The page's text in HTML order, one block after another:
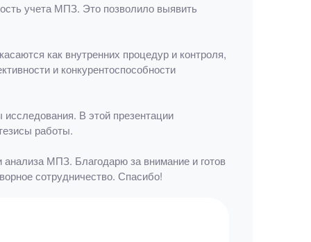
учета МПЗ. Это позволило выявить
как внутренних процедур и контроля,
и конкурентоспособности
В этой презентации
работы.
анализа МПЗ. Благодарю за внимание и готов
сотрудничество. Спасибо!